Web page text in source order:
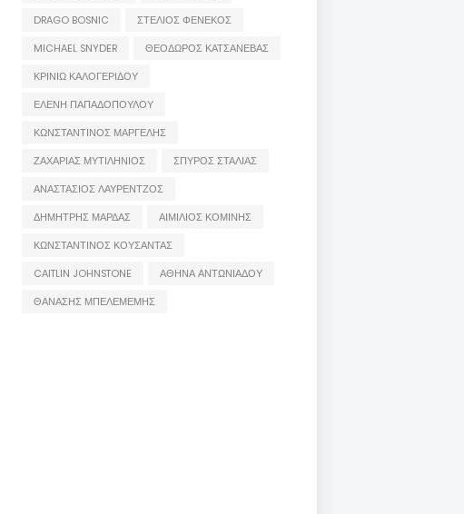
DRAGO BOSNIC
ΣΤΕΛΙΟΣ ΦΕΝΕΚΟΣ
MICHAEL SNYDER
ΘΕΟΔΩΡΟΣ ΚΑΤΣΑΝΕΒΑΣ
ΚΡΙΝΙΩ ΚΑΛΟΓΕΡΙΔΟΥ
ΕΛΕΝΗ ΠΑΠΑΔΟΠΟΥΛΟΥ
ΚΩΝΣΤΑΝΤΙΝΟΣ ΜΑΡΓΕΛΗΣ
ΖΑΧΑΡΙΑΣ ΜΥΤΙΛΗΝΙΟΣ
ΣΠΥΡΟΣ ΣΤΑΛΙΑΣ
ΑΝΑΣΤΑΣΙΟΣ ΛΑΥΡΕΝΤΖΟΣ
ΔΗΜΗΤΡΗΣ ΜΑΡΔΑΣ
ΑΙΜΙΛΙΟΣ ΚΟΜΙΝΗΣ
ΚΩΝΣΤΑΝΤΙΝΟΣ ΚΟΥΣΑΝΤΑΣ
CAITLIN JOHNSTONE
ΑΘΗΝΑ ΑΝΤΩΝΙΑΔΟΥ
ΘΑΝΑΣΗΣ ΜΠΕΛΕΜΕΜΗΣ